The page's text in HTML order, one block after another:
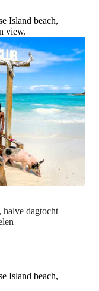
Island beach,
view.
halve dagtocht
Island beach,